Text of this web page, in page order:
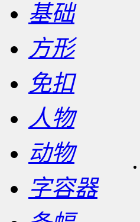
基础
方形
免扣
人物
动物
字容器